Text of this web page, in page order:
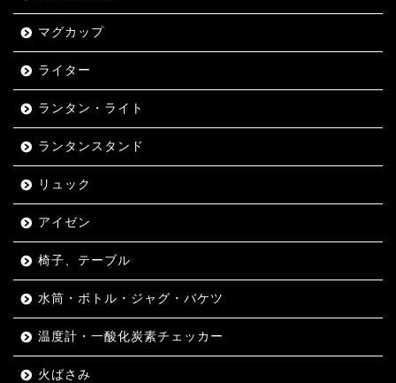
マグカップ
ライター
ランタン・ライト
ランタンスタンド
リュック
アイゼン
椅子、テーブル
水筒・ボトル・ジャグ・バケツ
温度計・一酸化炭素チェッカー
火ばさみ